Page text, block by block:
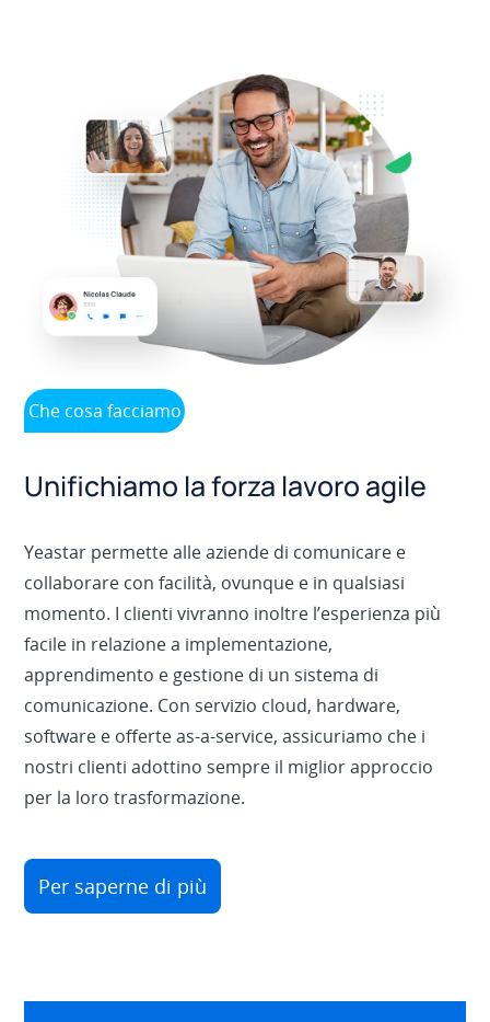
Che cosa facciamo
Unifichiamo la forza lavoro agile
Yeastar permette alle aziende di comunicare e
collaborare con facilità, ovunque e in qualsiasi
momento. I clienti vivranno inoltre l’esperienza più
facile in relazione a implementazione,
apprendimento e gestione di un sistema di
comunicazione. Con servizio cloud, hardware,
software e offerte as-a-service, assicuriamo che i
nostri clienti adottino sempre il miglior approccio
per la loro trasformazione.
Per saperne di più